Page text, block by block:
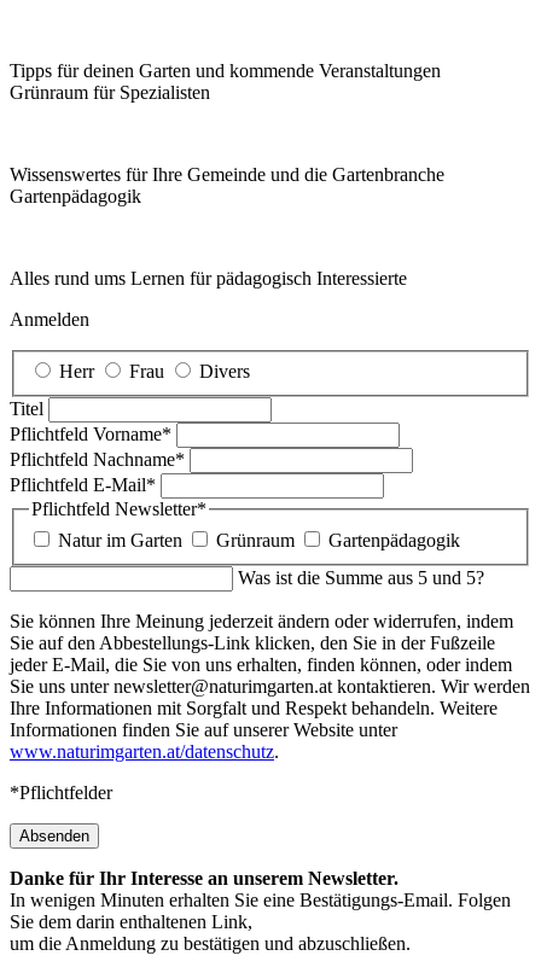
Tipps für deinen Garten und kommende Veranstaltungen
Grünraum für Spezialisten
Wissenswertes für Ihre Gemeinde und die Gartenbranche
Garten­pädagogik
Alles rund ums Lernen für pädagogisch Interessierte
Anmelden
Herr Frau
Divers
Titel
Pflichtfeld Vorname*
Pflichtfeld Nachname*
Pflichtfeld E-Mail*
Pflichtfeld Newsletter*
Natur im Garten
Grünraum
Gartenpädagogik
Was ist die Summe aus 5 und 5?
Sie können Ihre Meinung jederzeit ändern oder widerrufen, indem
Sie auf den Abbestellungs-Link klicken, den Sie in der Fußzeile
jeder E-Mail, die Sie von uns erhalten, finden können, oder indem
Sie uns unter newsletter@naturimgarten.at kontaktieren. Wir werden
Ihre Informationen mit Sorgfalt und Respekt behandeln. Weitere
Informationen finden Sie auf unserer Website unter
www.naturimgarten.at/datenschutz.
*Pflichtfelder
Absenden
Danke für Ihr Interesse an unserem Newsletter.
In wenigen Minuten erhalten Sie eine Bestätigungs-Email. Folgen
Sie dem darin enthaltenen Link,
um die Anmeldung zu bestätigen und abzuschließen.